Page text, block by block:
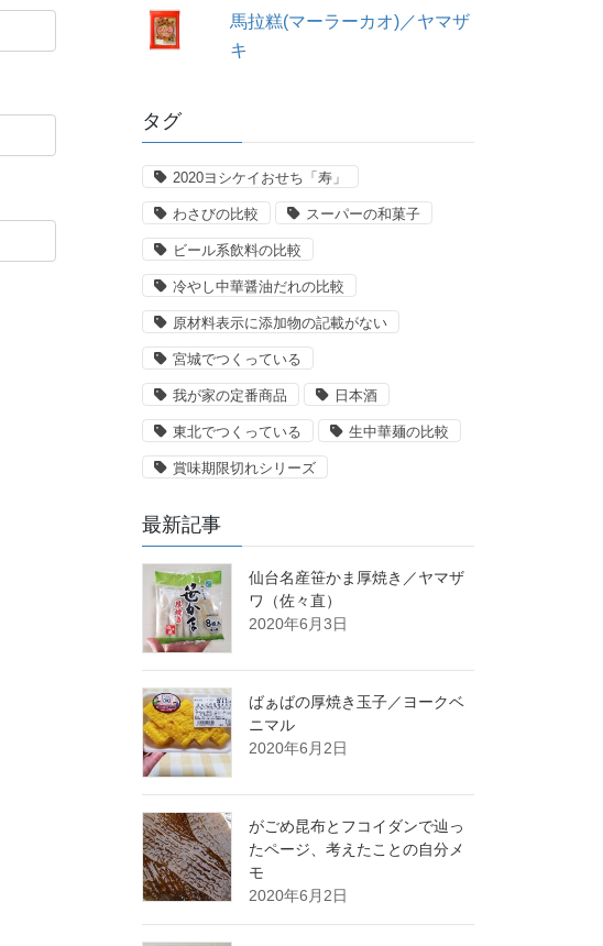
馬拉糕(マーラーカオ)／ヤマザ
キ
タグ
2020ヨシケイおせち「寿」
わさびの比較 スーパーの和菓子
ビール系飲料の比較
冷やし中華醤油だれの比較
原材料表示に添加物の記載がない
宮城でつくっている
我が家の定番商品 日本酒
東北でつくっている 生中華麺の比較
賞味期限切れシリーズ
最新記事
仙台名産笹かま厚焼き／ヤマザ
ワ（佐々直）
2020年6月3日
ばぁばの厚焼き玉子／ヨークベ
ニマル
2020年6月2日
がごめ昆布とフコイダンで辿っ
たページ、考えたことの自分メ
モ
2020年6月2日